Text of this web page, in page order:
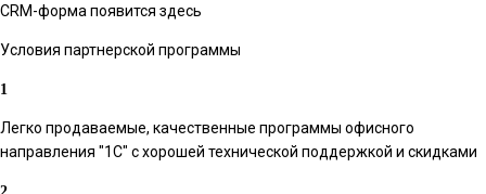
CRM-форма появится здесь
Условия партнерской программы
Легко продаваемые, качественные программы офисного
направления "1C" с хорошей технической поддержкой и скидками